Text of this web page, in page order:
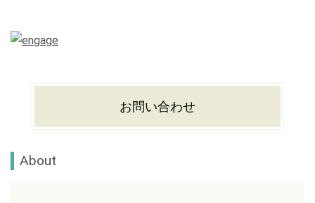
お問い合わせ
About